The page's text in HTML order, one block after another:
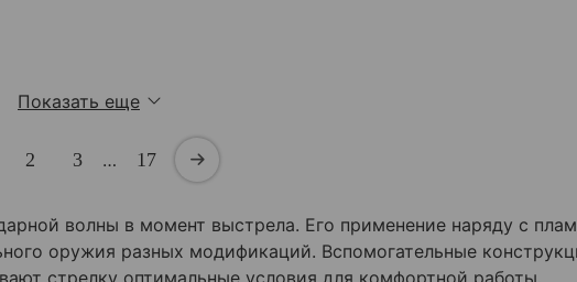
Показать еще
2 3 … 17
волны в момент выстрела. Его применение наряду с
оружия разных модификаций. Вспомогательные